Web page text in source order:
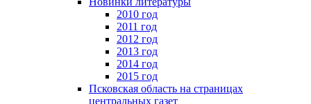
2010 год
2011 год
2012 год
2013 год
2014 год
2015 год
Псковская область на страницах
центральных газет